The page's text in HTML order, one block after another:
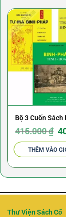
Bộ 3 Cuốn Sách
Kinh
415.000₫ Giá
THÊM VÀO
Thư Viện Sách Cổ